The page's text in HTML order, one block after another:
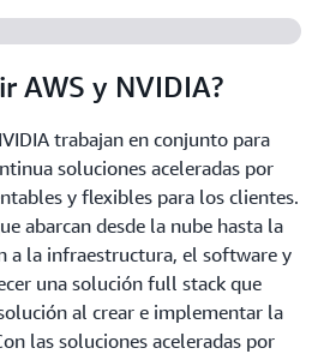
AWS y NVIDIA?
trabajan en conjunto para
soluciones aceleradas por
y flexibles para los clientes.
abarcan desde la nube hasta la
a la infraestructura, el software y
una solución full stack que
al crear e implementar la
las soluciones aceleradas por